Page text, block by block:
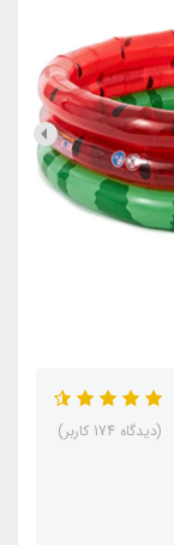
(دیدگاه 174 کاربر)